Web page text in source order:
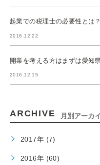
起業での税理士の必要性とは
2016.12.22
開業を考える方はまずは愛知
2016.12.15
ARCHIVE 月別アーカ
2017年 (7)
2016年 (60)